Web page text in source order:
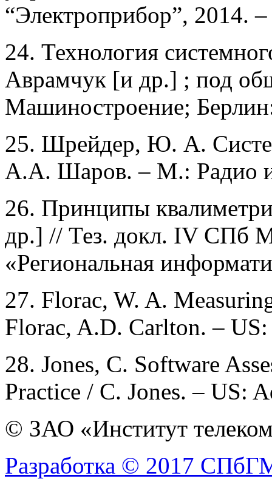
“Электроприбор”, 2014.
24. Технология
Аврамчук [и др.] ; под
Машиностроение;
25. Шрейдер, Ю. А.
А.А. Шаров. – М.: Радио и
26. Принципы
др.] // Тез. докл. IV СПб
«Региональная
27. Florac, W. A.
Florac, A.D. Carlton. –
28. Jones, C. Software
Practice / C. Jones. – US:
© ЗАО «Институт
Разработка © 2017